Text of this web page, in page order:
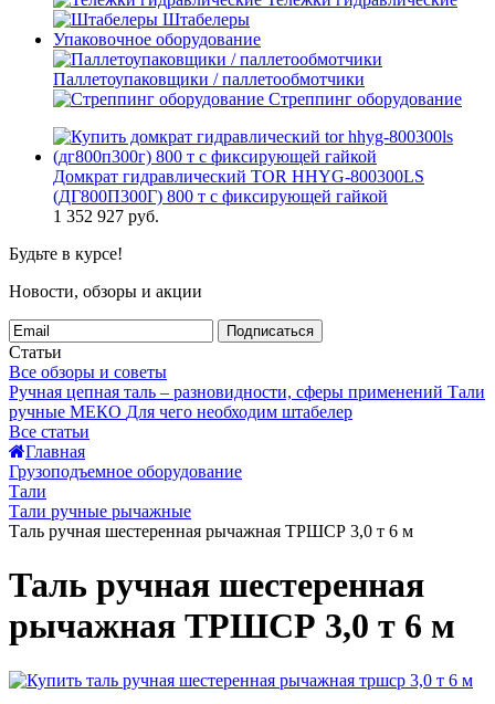
Штабелеры
Упаковочное оборудование
Паллетоупаковщики / паллетообмотчики
Стреппинг оборудование
Домкрат гидравлический TOR HHYG-800300LS
(ДГ800П300Г) 800 т с фиксирующей гайкой
1 352 927 руб.
Будьте в курсе!
Новости, обзоры и акции
Подписаться
Статьи
Все обзоры и советы
Ручная цепная таль – разновидности, сферы применений Тали
ручные МЕКО Для чего необходим штабелер
Все статьи
Главная
Грузоподъемное оборудование
Тали
Тали ручные рычажные
Таль ручная шестеренная рычажная ТРШСР 3,0 т 6 м
Таль ручная шестеренная
рычажная ТРШСР 3,0 т 6 м